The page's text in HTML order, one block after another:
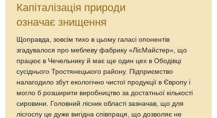
Капіталізація природи
означає знищення
Щоправда, зовсім тихо в цьому галасі опонентів
згадувалося про меблеву фабрику «ЛісМайстер», що
працює в Чечельнику й має ще один цех в Ободівці
сусіднього Тростянецького району. Підприємство
налагодило збут екологічно чистої продукції в Європу і
могло б розширити виробництво за достатньої кількості
сировини. Головний лісник області зазначав, що для
лісгоспу це дуже вигідна співпраця, що дозволяє не